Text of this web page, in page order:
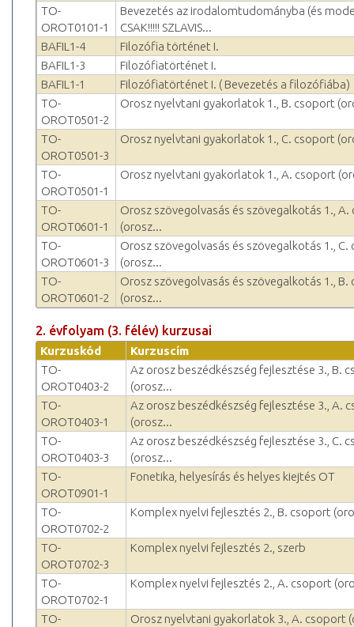
TO-
OROT0101-1
Bevezetés az irodalomtudományba (és
CSAK!!!!! SZLAVIS...
BAFIL1-4
Filozófia történet I.
BAFIL1-3
Filozófiatörténet I.
BAFIL1-1
Filozófiatörténet I. ( Bevezetés a filozófiába)
TO-
OROT0501-2
Orosz nyelvtani gyakorlatok 1., B. csoport
TO-
OROT0501-3
Orosz nyelvtani gyakorlatok 1., C. csoport
TO-
OROT0501-1
Orosz nyelvtani gyakorlatok 1., A. csoport
TO-
OROT0601-1
Orosz szövegolvasás és szövegalkotás 1.,
(orosz...
TO-
OROT0601-3
Orosz szövegolvasás és szövegalkotás 1.,
(orosz...
TO-
OROT0601-2
Orosz szövegolvasás és szövegalkotás 1.,
(orosz...
2. évfolyam (3. félév) kurzusai
Kurzuskód
Kurzuscím
TO-
OROT0403-2
Az orosz beszédkészség fejlesztése 3., B.
(orosz...
TO-
OROT0403-1
Az orosz beszédkészség fejlesztése 3., A.
(orosz...
TO-
OROT0403-3
Az orosz beszédkészség fejlesztése 3., C.
(orosz...
TO-
OROT0901-1
Fonetika, helyesírás és helyes kiejtés OT
TO-
OROT0702-2
Komplex nyelvi fejlesztés 2., B. csoport
TO-
OROT0702-3
Komplex nyelvi fejlesztés 2., szerb
TO-
OROT0702-1
Komplex nyelvi fejlesztés 2., A. csoport
TO-
Orosz nyelvtani gyakorlatok 3., A. csoport